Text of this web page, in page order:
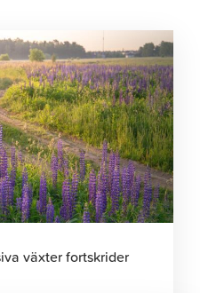
växter fortskrider